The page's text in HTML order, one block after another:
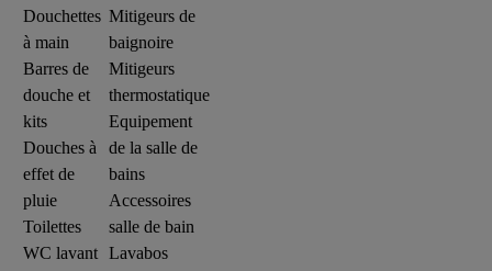
Douchettes
à main
Barres de
douche et
kits
Douches à
effet de
pluie
Toilettes
WC lavant
Mitigeurs de
baignoire
Mitigeurs
thermostatique
Equipement
de la salle de
bains
Accessoires
salle de bain
Lavabos